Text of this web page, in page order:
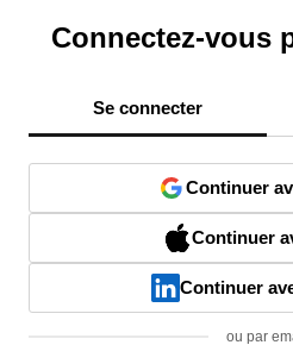
Connectez-vous
Se connecter
Continuer
Continuer
Continuer
ou par